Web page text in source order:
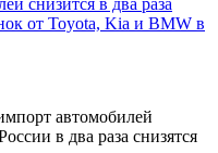
от Toyota, Kia и BMW в
автомобилей
в два раза снизятся